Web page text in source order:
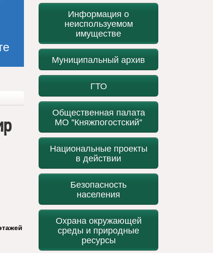
Информация о
неиспользуемом
имуществе
Муниципальный архив
ГТО
Общественная палата
МО "Княжпогостский"
Национальные проекты
в действии
Безопасность
населения
Охрана окружающей
среды и природные
ресурсы